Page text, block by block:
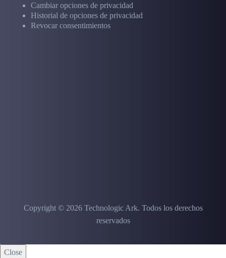
Cambiar opciones de privacidad
Historial de opciones de privacidad
Revocar consentimientos
Copyright © 2026 Technologic Ark. Todos los derechos
reservados
Close